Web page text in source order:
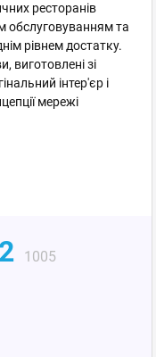
ресторанів
обслуговуванням та
рівнем достатку.
виготовлені зі
інтер'єр і
мережі
1005